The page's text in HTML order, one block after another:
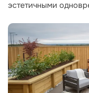
эстетичными